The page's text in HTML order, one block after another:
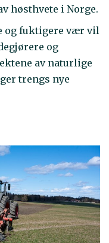
høsthvete i Norge.
og fuktigere vær vil
og
av naturlige
trengs nye